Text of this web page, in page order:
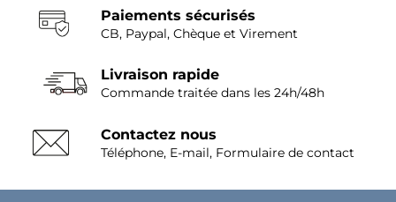
Paiements sécurisés
CB, Paypal, Chèque et Virement
Livraison rapide
Commande traitée dans les 24h/48h
Contactez nous
Téléphone, E-mail, Formulaire de contact